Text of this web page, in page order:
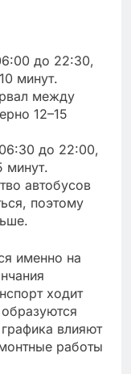
до 22:30,
минут.
между
12–15
до 22:00,
минут.
автобусов
поэтому
именно на
ходит
влияют
работы